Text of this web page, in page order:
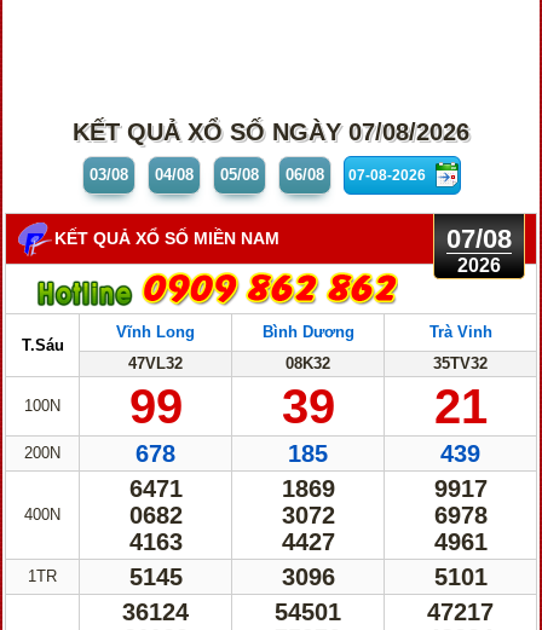
KẾT QUẢ XỔ SỐ NGÀY 07/08/2026
03/08 04/08 05/08 06/08
KẾT QUẢ XỔ SỐ MIỀN NAM 07/08
2026
T.Sáu
100N
200N
400N
1TR
Vĩnh Long
47VL32
99
678
6471
0682
4163
5145
36124
Bình Dương
08K32
39
185
1869
3072
4427
3096
54501
Trà Vinh
35TV32
21
439
9917
6978
4961
5101
47217